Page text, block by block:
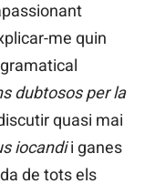
me quin
dubtosos per la
quasi mai
iocandii ganes
de tots els